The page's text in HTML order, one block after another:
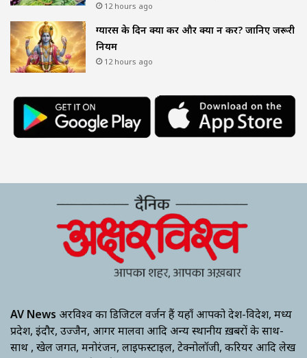
12 hours ago
ग्यारस के दिन क्या करें और क्या न करें? जानिए जरूरी
नियम
12 hours ago
AV News अक्षरविश्व का डिजिटल वर्जन हैं यहाँ आपको देश-विदेश, मध्य
प्रदेश, इंदौर, उज्जैन, आगर मालवा आदि अन्य स्थानीय ख़बरों के साथ-
साथ , खेल जगत, मनोरंजन, लाइफस्टाइल, टेक्नोलॉजी, करियर आदि लेख